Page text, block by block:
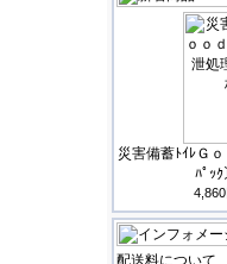
災害備蓄ﾄｲﾚＧ
ﾊﾟｯ
4,860
配送料について